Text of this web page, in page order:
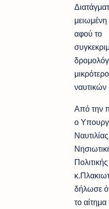
αφού το
ναυτικών
Από την
ο
Πολιτικής
δήλωσε
το αίτημα